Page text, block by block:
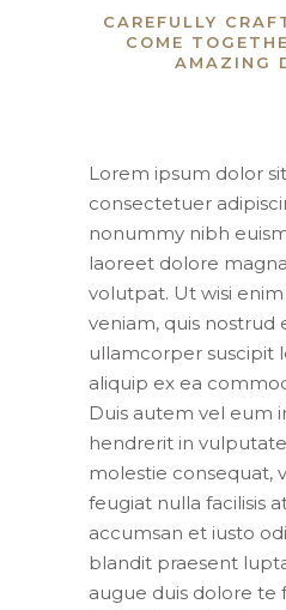
CAREFULLY
COME
AMAZING
Lorem ipsum dolor
consectetuer
nonummy nibh
laoreet dolore
volutpat. Ut wisi
veniam, quis nostrud
ullamcorper suscipit
aliquip ex ea
Duis autem vel eum
hendrerit in
molestie consequat,
feugiat nulla facilisis
accumsan et iusto
blandit praesent
augue duis dolore te